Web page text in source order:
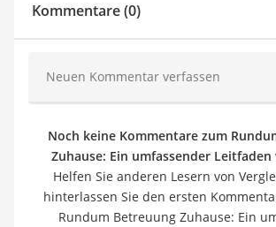
Kommentare (0)
Neuen Kommentar verfassen
Noch keine Kommentare zum
Zuhause: Ein umfassender
Helfen Sie anderen Lesern von
hinterlassen Sie den ersten
Rundum Betreuung Zuhause: Ein